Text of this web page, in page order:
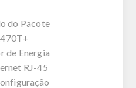
do Pacote
de Energia
RJ-45